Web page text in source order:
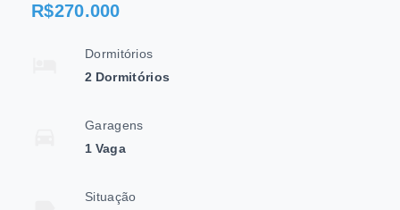
R$270.000
Dormitórios
2 Dormitórios
Garagens
1 Vaga
Situação